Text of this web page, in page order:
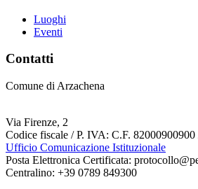
Luoghi
Eventi
Contatti
Comune di Arzachena
Via Firenze, 2
Codice fiscale / P. IVA: C.F.
Ufficio Comunicazione Istituzionale
Posta Elettronica Certificata:
Centralino: +39 0789 849300